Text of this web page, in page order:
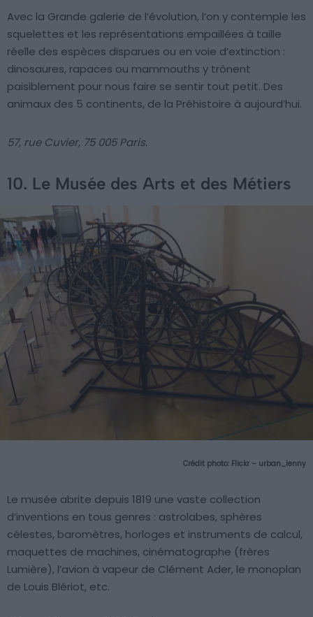
Avec la Grande galerie de l’évolution, l’on y contemple les
squelettes et les représentations empaillées à taille
réelle des espèces disparues ou en voie d’extinction :
dinosaures, rapaces ou mammouths y trônent
paisiblement pour nous faire se sentir tout petit. Des
animaux des 5 continents, de la Préhistoire à aujourd’hui.
57, rue Cuvier, 75 005 Paris.
10. Le Musée des Arts et des Métiers
Crédit photo: Flickr – urban_lenny
Le musée abrite depuis 1819 une vaste collection
d’inventions en tous genres : astrolabes, sphères
célestes, baromètres, horloges et instruments de calcul,
maquettes de machines, cinématographe (frères
Lumière), l’avion à vapeur de Clément Ader, le monoplan
de Louis Blériot, etc.